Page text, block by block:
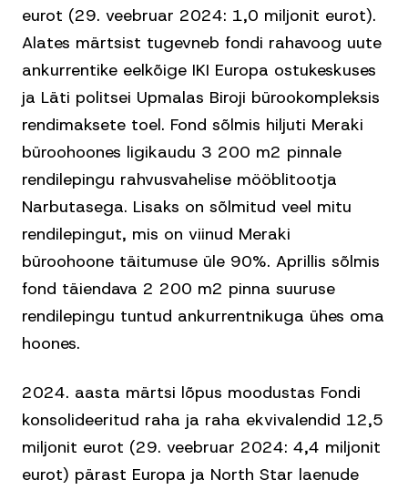
eurot (29. veebruar 2024: 1,0 miljonit eurot).
Alates märtsist tugevneb fondi rahavoog uute
ankurrentike eelkõige IKI Europa ostukeskuses
ja Läti politsei Upmalas Biroji bürookompleksis
rendimaksete toel. Fond sõlmis hiljuti Meraki
büroohoones ligikaudu 3 200 m2 pinnale
rendilepingu rahvusvahelise mööblitootja
Narbutasega. Lisaks on sõlmitud veel mitu
rendilepingut, mis on viinud Meraki
büroohoone täitumuse üle 90%. Aprillis sõlmis
fond täiendava 2 200 m2 pinna suuruse
rendilepingu tuntud ankurrentnikuga ühes oma
hoones.
2024. aasta märtsi lõpus moodustas Fondi
konsolideeritud raha ja raha ekvivalendid 12,5
miljonit eurot (29. veebruar 2024: 4,4 miljonit
eurot) pärast Europa ja North Star laenude